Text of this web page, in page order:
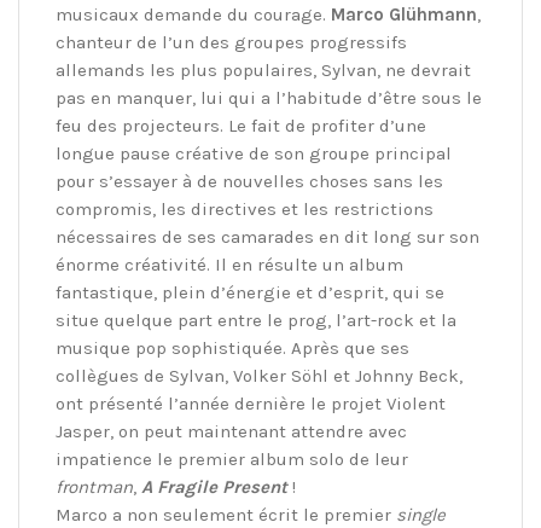
musicaux demande du courage. Marco Glühmann,
chanteur de l’un des groupes progressifs
allemands les plus populaires, Sylvan, ne devrait
pas en manquer, lui qui a l’habitude d’être sous le
feu des projecteurs. Le fait de profiter d’une
longue pause créative de son groupe principal
pour s’essayer à de nouvelles choses sans les
compromis, les directives et les restrictions
nécessaires de ses camarades en dit long sur son
énorme créativité. Il en résulte un album
fantastique, plein d’énergie et d’esprit, qui se
situe quelque part entre le prog, l’art-rock et la
musique pop sophistiquée. Après que ses
collègues de Sylvan, Volker Söhl et Johnny Beck,
ont présenté l’année dernière le projet Violent
Jasper, on peut maintenant attendre avec
impatience le premier album solo de leur
frontman, A Fragile Present!
Marco a non seulement écrit le premier single